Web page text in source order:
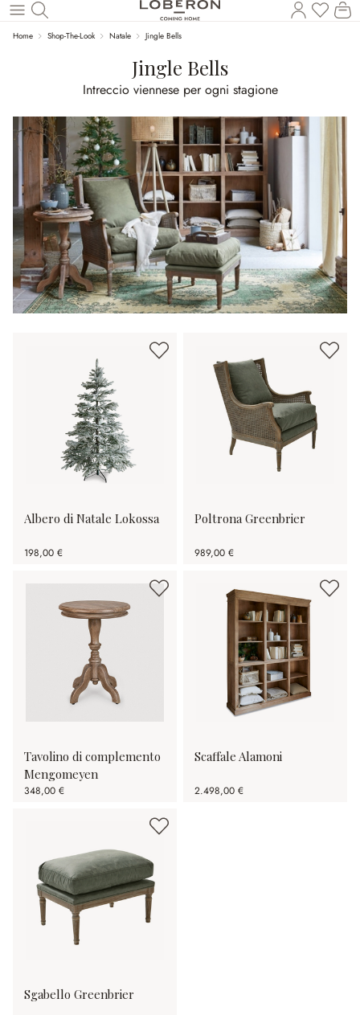
Torna al contenuto principale
Hai 0Il
Home Shop-The-Look Natale Jingle Bells
Jingle Bells
Intreccio viennese per ogni stagione
Albero di Natale Lokossa
198,00 €
Poltrona Greenbrier
989,00 €
Tavolino di complemento
Mengomeyen
348,00 €
Scaffale Alamoni
2.498,00 €
Sgabello Greenbrier